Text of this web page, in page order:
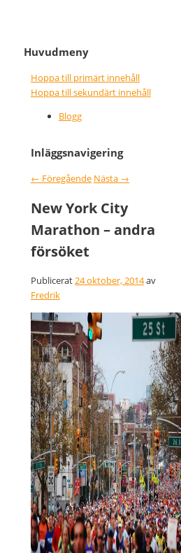
Nice wins nothing
faster
Huvudmeny
Hoppa till primärt innehåll
Hoppa till sekundärt innehåll
Blogg
Inläggsnavigering
← Föregående Nästa →
New York City
Marathon – andra
försöket
Publicerat24 oktober, 2014av
Fredrik